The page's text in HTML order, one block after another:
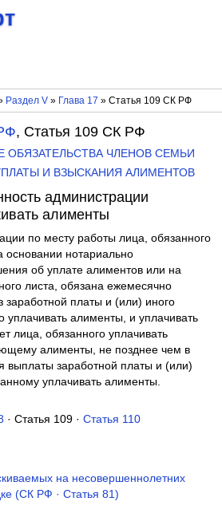
Раздел V» Глава 17 » Статья 109 СК РФ
, Статья 109 СК РФ
ОБЯЗАТЕЛЬСТВА ЧЛЕНОВ СЕМЬИ
И ВЗЫСКАНИЯ АЛИМЕНТОВ
администрации
алименты
по месту работы лица, обязанного
основании нотариально
об уплате алиментов или на
листа, обязана ежемесячно
заработной платы и (или) иного
уплачивать алименты, и уплачивать
лица, обязанного уплачивать
алименты, не позднее чем в
выплаты заработной платы и (или)
уплачивать алименты.
· Статья 109 · Статья 110
на несовершеннолетних
(СК РФ · Статья 81)